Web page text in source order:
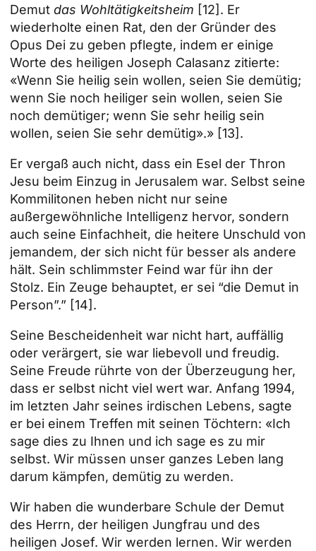
Demut das Wohltätigkeitsheim [12] . Er
wiederholte einen Rat, den der Gründer des
Opus Dei zu geben pflegte, indem er einige
Worte des heiligen Joseph Calasanz zitierte:
«Wenn Sie heilig sein wollen, seien Sie demütig;
wenn Sie noch heiliger sein wollen, seien Sie
noch demütiger; wenn Sie sehr heilig sein
wollen, seien Sie sehr demütig».» [13] .
Er vergaß auch nicht, dass ein Esel der Thron
Jesu beim Einzug in Jerusalem war. Selbst seine
Kommilitonen heben nicht nur seine
außergewöhnliche Intelligenz hervor, sondern
auch seine Einfachheit, die heitere Unschuld von
jemandem, der sich nicht für besser als andere
hält. Sein schlimmster Feind war für ihn der
Stolz. Ein Zeuge behauptet, er sei “die Demut in
Person”.” [14] .
Seine Bescheidenheit war nicht hart, auffällig
oder verärgert, sie war liebevoll und freudig.
Seine Freude rührte von der Überzeugung her,
dass er selbst nicht viel wert war. Anfang 1994,
im letzten Jahr seines irdischen Lebens, sagte
er bei einem Treffen mit seinen Töchtern: «Ich
sage dies zu Ihnen und ich sage es zu mir
selbst. Wir müssen unser ganzes Leben lang
darum kämpfen, demütig zu werden.
Wir haben die wunderbare Schule der Demut
des Herrn, der heiligen Jungfrau und des
heiligen Josef. Wir werden lernen. Wir werden